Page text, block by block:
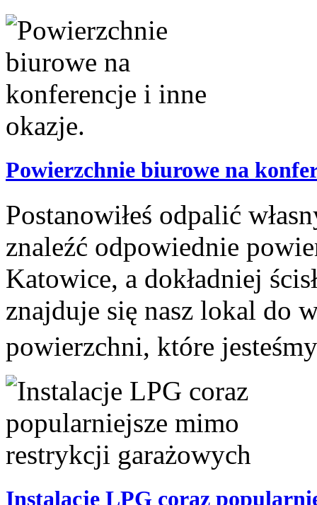
Powierzchnie biurowe na
Postanowiłeś odpalić
znaleźć odpowiednie
Katowice, a dokładniej
znajduje się nasz lokal do
powierzchni, które
Instalacje LPG coraz